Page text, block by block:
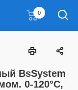
0
BsSystem
0-120°С,